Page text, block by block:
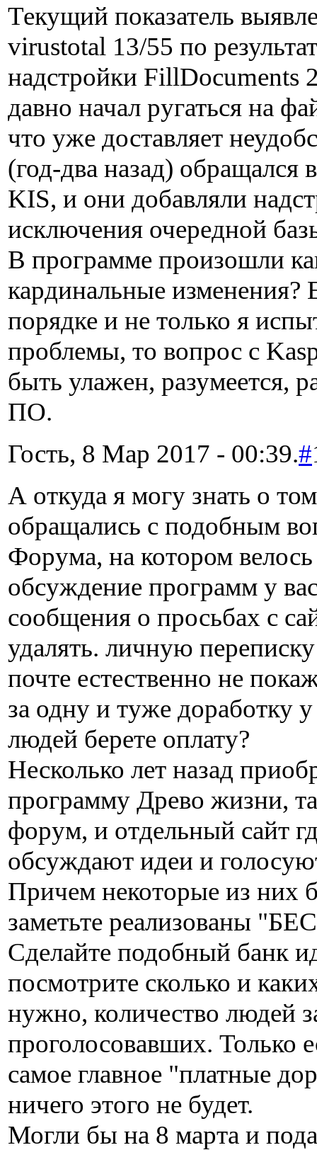
Текущий показатель
virustotal 13/55 по
надстройки FillDocuments
давно начал ругаться на
что уже доставляет
(год-два назад) обращался
KIS, и они добавляли
исключения очередной
В программе произошли
кардинальные изменения?
порядке и не только я
проблемы, то вопрос с
быть улажен, разумеется,
ПО.
Гость, 8 Мар 2017 - 00:39.#
А откуда я могу знать о
обращались с подобным
Форума, на котором
обсуждение программ у
сообщения о просьбах с
удалять. личную
почте естественно не
за одну и туже доработку
людей берете оплату?
Несколько лет назад
программу Древо жизни,
форум, и отдельный сайт
обсуждают идеи и
Причем некоторые из них
заметьте реализованы
Сделайте подобный банк
посмотрите сколько и
нужно, количество людей
проголосовавших. Только
самое главное "платные
ничего этого не будет.
Могли бы на 8 марта и